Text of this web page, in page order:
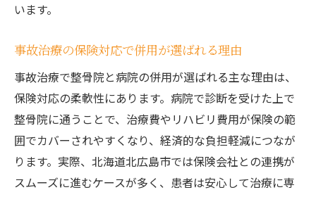
います。
事故治療の保険対応で併用が選ばれる理由
事故治療で整骨院と病院の併用が選ばれる主な理由は、
保険対応の柔軟性にあります。病院で診断を受けた上で
整骨院に通うことで、治療費やリハビリ費用が保険の範
囲でカバーされやすくなり、経済的な負担軽減につなが
ります。実際、北海道北広島市では保険会社との連携が
スムーズに進むケースが多く、患者は安心して治療に専